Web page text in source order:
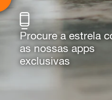
Procure a estrela
as nossas apps
exclusivas